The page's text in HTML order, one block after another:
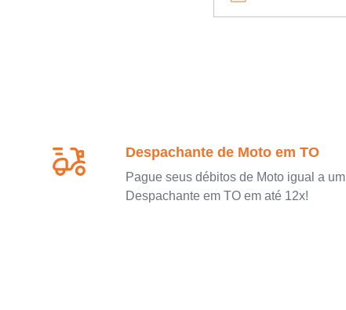
Despachante de Moto em TO
Pague seus débitos de Moto igual a um
Despachante em TO em até 12x!